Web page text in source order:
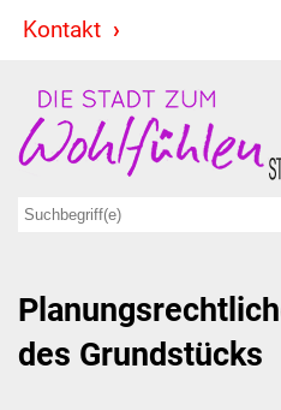
Kontakt
des Grundstücks